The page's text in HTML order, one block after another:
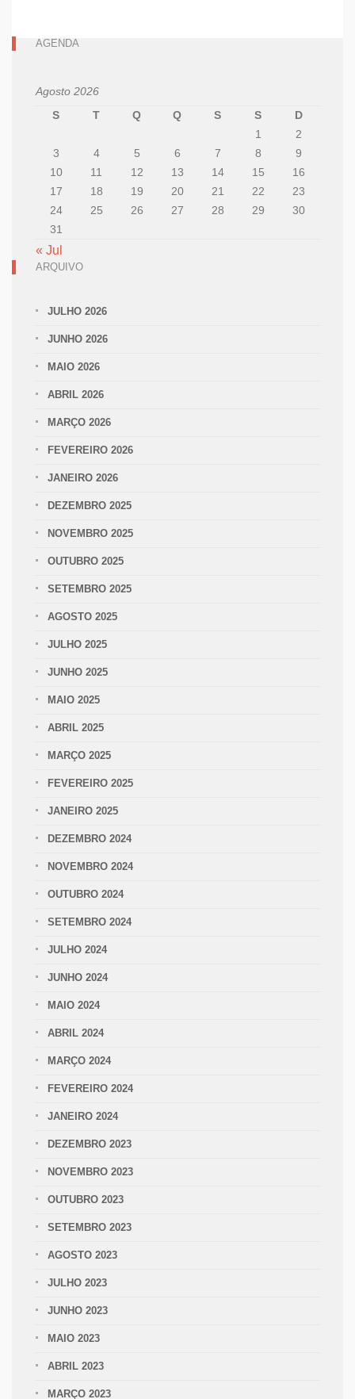
AGENDA
Agosto 2026
S
T Q Q S S
D
1
2
3
4 5 6 7 8
9
10
11 12 13 14 15
16
17
18 19 20 21 22
23
24
25 26 27 28 29
30
31
« Jul
ARQUIVO
JULHO 2026
JUNHO 2026
MAIO 2026
ABRIL 2026
MARÇO 2026
FEVEREIRO 2026
JANEIRO 2026
DEZEMBRO 2025
NOVEMBRO 2025
OUTUBRO 2025
SETEMBRO 2025
AGOSTO 2025
JULHO 2025
JUNHO 2025
MAIO 2025
ABRIL 2025
MARÇO 2025
FEVEREIRO 2025
JANEIRO 2025
DEZEMBRO 2024
NOVEMBRO 2024
OUTUBRO 2024
SETEMBRO 2024
JULHO 2024
JUNHO 2024
MAIO 2024
ABRIL 2024
MARÇO 2024
FEVEREIRO 2024
JANEIRO 2024
DEZEMBRO 2023
NOVEMBRO 2023
OUTUBRO 2023
SETEMBRO 2023
AGOSTO 2023
JULHO 2023
JUNHO 2023
MAIO 2023
ABRIL 2023
MARÇO 2023